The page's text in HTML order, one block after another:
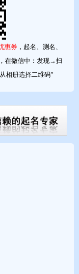
耳。平仄相间的名字
”（平仄平）等。避
淡无奇或拗口。
惠券，起名、测名、
在微信中：发现→扫
相册选择二维码”